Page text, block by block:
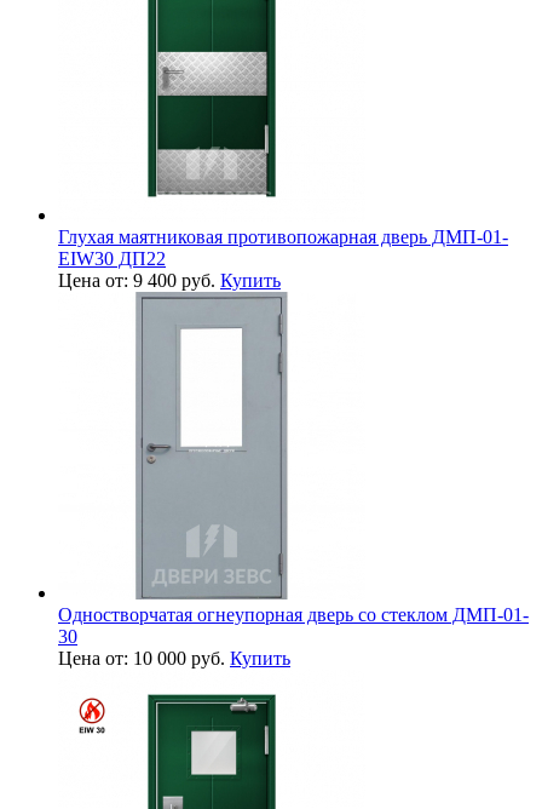
Глухая маятниковая противопожарная дверь ДМП-01-
EIW30 ДП22
Цена от: 9 400 руб. Купить
Одностворчатая огнеупорная дверь со стеклом ДМП-01-
30
Цена от: 10 000 руб. Купить